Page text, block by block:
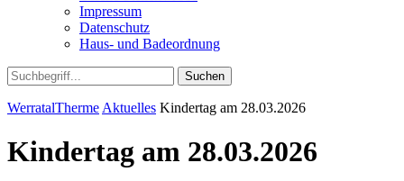
Impressum
Datenschutz
Haus- und Badeordnung
Suchen
WerratalTherme Aktuelles Kindertag am 28.03.2026
Kindertag am 28.03.2026